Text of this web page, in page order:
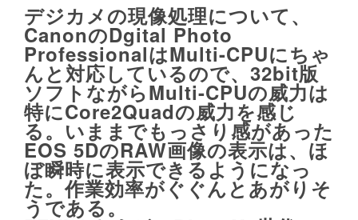
デジカメの現像処理について、
CanonのDgital Photo
ProfessionalはMulti-CPUにちゃ
んと対応しているので、32bit版
ソフトながらMulti-CPUの威力は
特にCore2Quadの威力を感じ
る。いままでもっさり感があった
EOS 5DのRAW画像の表示は、ほ
ぼ瞬時に表示できるようになっ
た。作業効率がぐぐんとあがりそ
うである。